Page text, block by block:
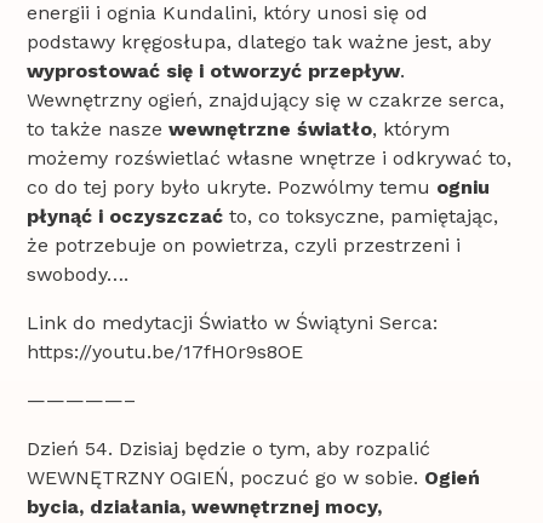
energii i ognia Kundalini, który unosi się od
podstawy kręgosłupa, dlatego tak ważne jest, aby
wyprostować się i otworzyć przepływ.
Wewnętrzny ogień, znajdujący się w czakrze serca,
to także naszewewnętrzne światło, którym
możemy rozświetlać własne wnętrze i odkrywać to,
co do tej pory było ukryte. Pozwólmy temu ogniu
płynąć i oczyszczać to, co toksyczne, pamiętając,
że potrzebuje on powietrza, czyli przestrzeni i
swobody….
Link do medytacji Światło w Świątyni Serca:
https://youtu.be/17fH0r9s8OE
—————–
Dzień 54. Dzisiaj będzie o tym, aby rozpalić
WEWNĘTRZNY OGIEŃ, poczuć go w sobie. Ogień
bycia, działania, wewnętrznej mocy,